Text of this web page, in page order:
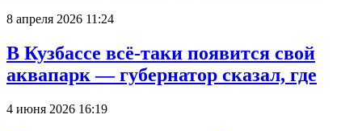
8 апреля 2026 11:24
В Кузбассе всё-таки появится свой
аквапарк — губернатор сказал, где
4 июня 2026 16:19